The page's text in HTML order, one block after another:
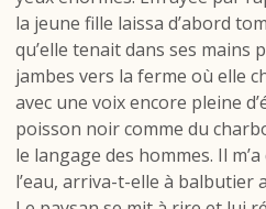
la jeune fille laissa d’abord
qu’elle tenait dans ses mains
jambes vers la ferme où elle
avec une voix encore pleine
poisson noir comme du
le langage des hommes. Il
l’eau, arriva-t-elle à balbutier